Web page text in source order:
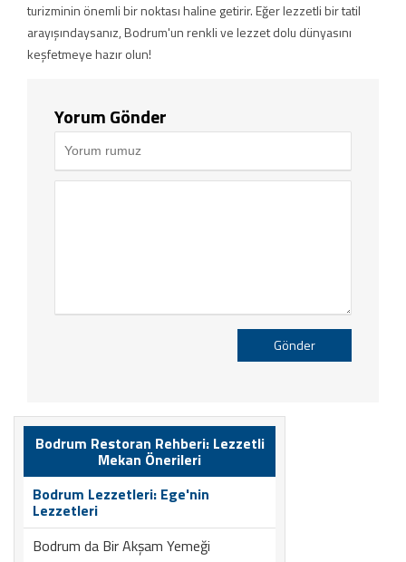
turizminin önemli bir noktası haline getirir. Eğer lezzetli bir tatil
arayışındaysanız, Bodrum'un renkli ve lezzet dolu dünyasını
keşfetmeye hazır olun!
Yorum Gönder
Gönder
Bodrum Restoran Rehberi: Lezzetli
Mekan Önerileri
Bodrum Lezzetleri: Ege'nin
Lezzetleri
Bodrum da Bir Akşam Yemeği